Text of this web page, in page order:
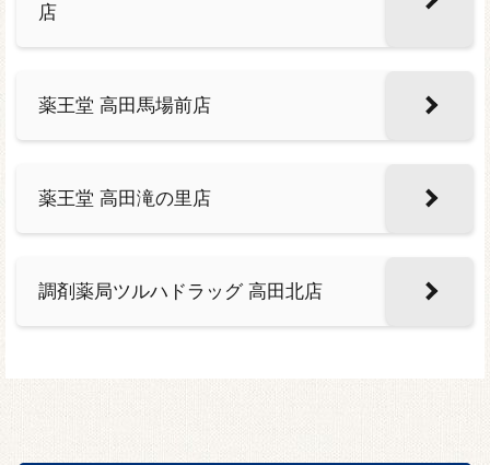
店
薬王堂 高田馬場前店
薬王堂 高田滝の里店
調剤薬局ツルハドラッグ 高田北店